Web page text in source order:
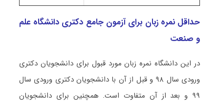
حداقل نمره زبان برای آزمون جامع دکتری دانشگاه علم
و صنعت
در این دانشگاه نمره زبان مورد قبول برای دانشجویان دکتری
ورودی سال ۹۸ و قبل از آن با دانشجویان دکتری ورودی سال
۹۹ و بعد از آن متفاوت است. همچنین برای دانشجویان